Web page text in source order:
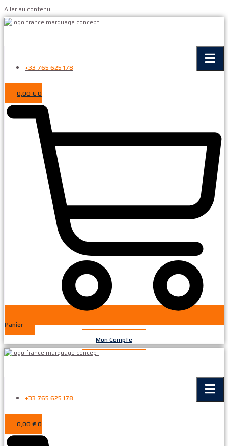
Aller au contenu
+33 765 625 178
0,00 €0
Panier
Mon Compte
+33 765 625 178
0,00 €0